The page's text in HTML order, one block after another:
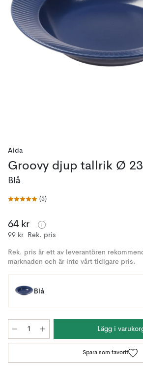
Aida
Groovy djup tallrik Ø
Blå
(5)
64 kr
99 kr Rek. pris
Rek. pris är ett av leverantören
marknaden och är inte vårt tidigare pris.
Blå
Lägg i
Spara som favorit